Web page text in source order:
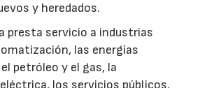
y heredados.
presta servicio a industrias
las energías
petróleo y el gas, la
los servicios públicos,